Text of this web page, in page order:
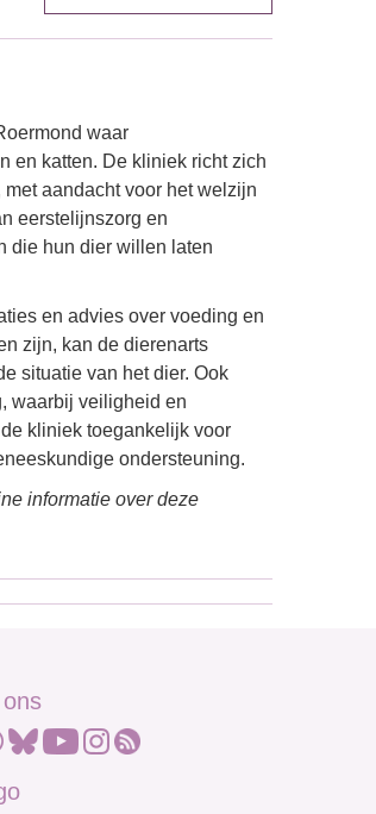
waar
en katten. De kliniek richt zich
aandacht voor het welzijn
eerstelijnszorg en
die hun dier willen laten
en advies over voeding en
zijn, kan de dierenarts
situatie van het dier. Ook
waarbij veiligheid en
kliniek toegankelijk voor
ondersteuning.
informatie over deze